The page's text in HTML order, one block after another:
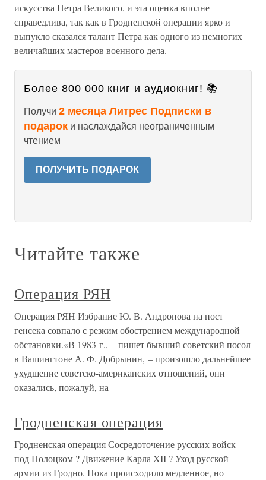
искусства Петра Великого, и эта оценка вполне
справедлива, так как в Гродненской операции ярко и
выпукло сказался талант Петра как одного из немногих
величайших мастеров военного дела.
Более 800 000 книг и аудиокниг! 📚
Получи 2 месяца Литрес Подписки в
подарок и наслаждайся неограниченным
чтением
ПОЛУЧИТЬ ПОДАРОК
Читайте также
Операция РЯН
Операция РЯН Избрание Ю. В. Андропова на пост
генсека совпало с резким обострением международной
обстановки.«В 1983 г., – пишет бывший советский посол
в Вашингтоне А. Ф. Добрынин, – произошло дальнейшее
ухудшение советско-американских отношений, они
оказались, пожалуй, на
Гродненская операция
Гродненская операция Сосредоточение русских войск
под Полоцком ? Движение Карла XII ? Уход русской
армии из Гродно. Пока происходило медленное, но